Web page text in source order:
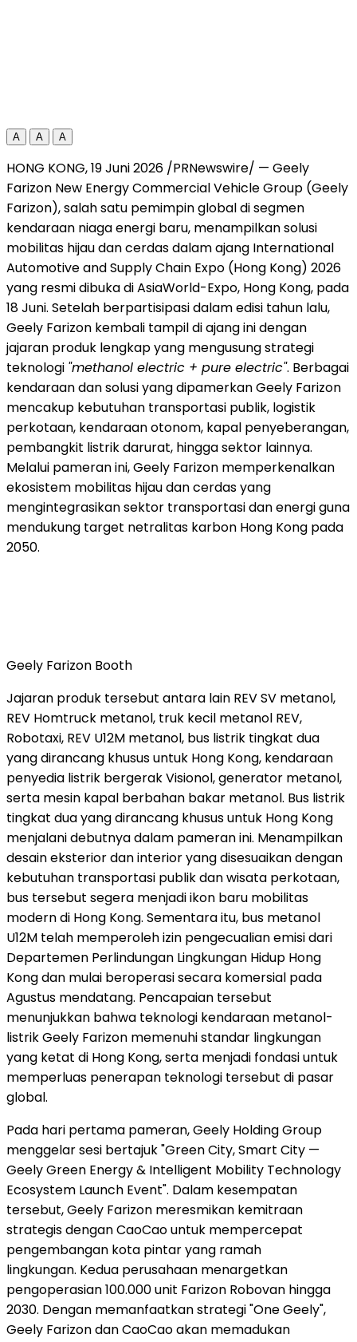
A A A
HONG KONG, 19 Juni 2026 /PRNewswire/ — Geely
Farizon New Energy Commercial Vehicle Group (Geely
Farizon), salah satu pemimpin global di segmen
kendaraan niaga energi baru, menampilkan solusi
mobilitas hijau dan cerdas dalam ajang International
Automotive and Supply Chain Expo (Hong Kong) 2026
yang resmi dibuka di AsiaWorld-Expo, Hong Kong, pada
18 Juni. Setelah berpartisipasi dalam edisi tahun lalu,
Geely Farizon kembali tampil di ajang ini dengan
jajaran produk lengkap yang mengusung strategi
teknologi "methanol electric + pure electric". Berbagai
kendaraan dan solusi yang dipamerkan Geely Farizon
mencakup kebutuhan transportasi publik, logistik
perkotaan, kendaraan otonom, kapal penyeberangan,
pembangkit listrik darurat, hingga sektor lainnya.
Melalui pameran ini, Geely Farizon memperkenalkan
ekosistem mobilitas hijau dan cerdas yang
mengintegrasikan sektor transportasi dan energi guna
mendukung target netralitas karbon Hong Kong pada
2050.
Geely Farizon Booth
Jajaran produk tersebut antara lain REV SV metanol,
REV Homtruck metanol, truk kecil metanol REV,
Robotaxi, REV U12M metanol, bus listrik tingkat dua
yang dirancang khusus untuk Hong Kong, kendaraan
penyedia listrik bergerak Visionol, generator metanol,
serta mesin kapal berbahan bakar metanol. Bus listrik
tingkat dua yang dirancang khusus untuk Hong Kong
menjalani debutnya dalam pameran ini. Menampilkan
desain eksterior dan interior yang disesuaikan dengan
kebutuhan transportasi publik dan wisata perkotaan,
bus tersebut segera menjadi ikon baru mobilitas
modern di Hong Kong. Sementara itu, bus metanol
U12M telah memperoleh izin pengecualian emisi dari
Departemen Perlindungan Lingkungan Hidup Hong
Kong dan mulai beroperasi secara komersial pada
Agustus mendatang. Pencapaian tersebut
menunjukkan bahwa teknologi kendaraan metanol-
listrik Geely Farizon memenuhi standar lingkungan
yang ketat di Hong Kong, serta menjadi fondasi untuk
memperluas penerapan teknologi tersebut di pasar
global.
Pada hari pertama pameran, Geely Holding Group
menggelar sesi bertajuk "Green City, Smart City —
Geely Green Energy & Intelligent Mobility Technology
Ecosystem Launch Event". Dalam kesempatan
tersebut, Geely Farizon meresmikan kemitraan
strategis dengan CaoCao untuk mempercepat
pengembangan kota pintar yang ramah
lingkungan. Kedua perusahaan menargetkan
pengoperasian 100.000 unit Farizon Robovan hingga
2030. Dengan memanfaatkan strategi "One Geely",
Geely Farizon dan CaoCao akan memadukan